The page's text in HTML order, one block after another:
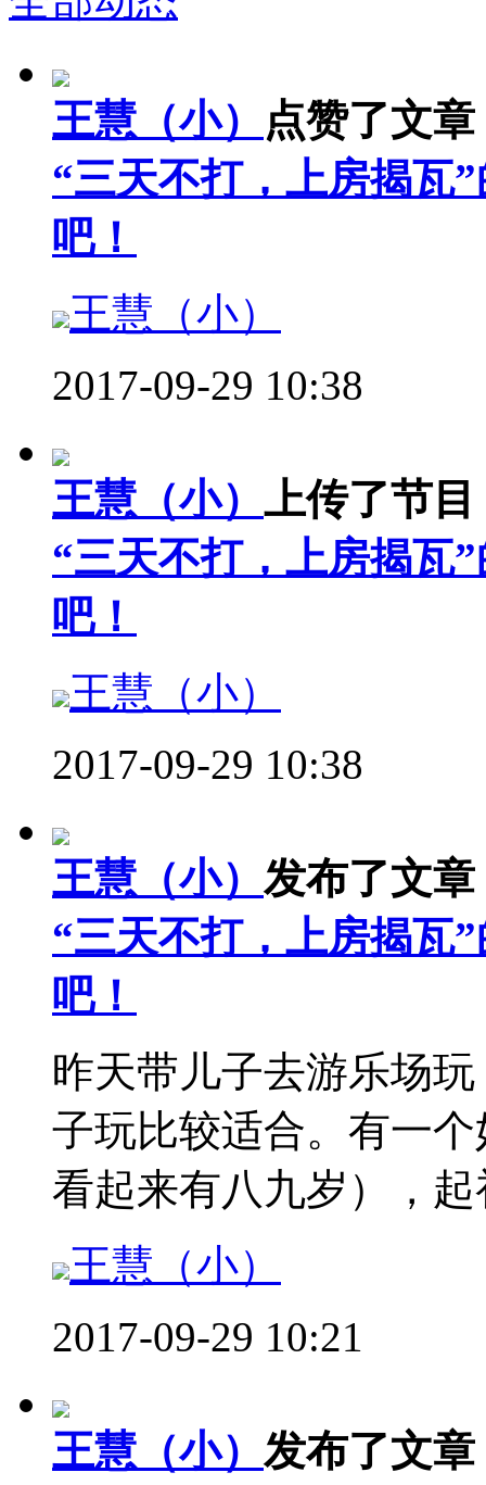
王慧（小）
点赞了文章
“三天不打，上房揭瓦
吧！
王慧（小）
2017-09-29 10:38
王慧（小） 上传了节目
“三天不打，上房揭瓦
吧！
王慧（小）
2017-09-29 10:38
王慧（小） 发布了文章
“三天不打，上房揭瓦
吧！
昨天带儿子去游乐场
子玩比较适合。有一
看起来有八九岁），
王慧（小）
2017-09-29 10:21
王慧（小） 发布了文章